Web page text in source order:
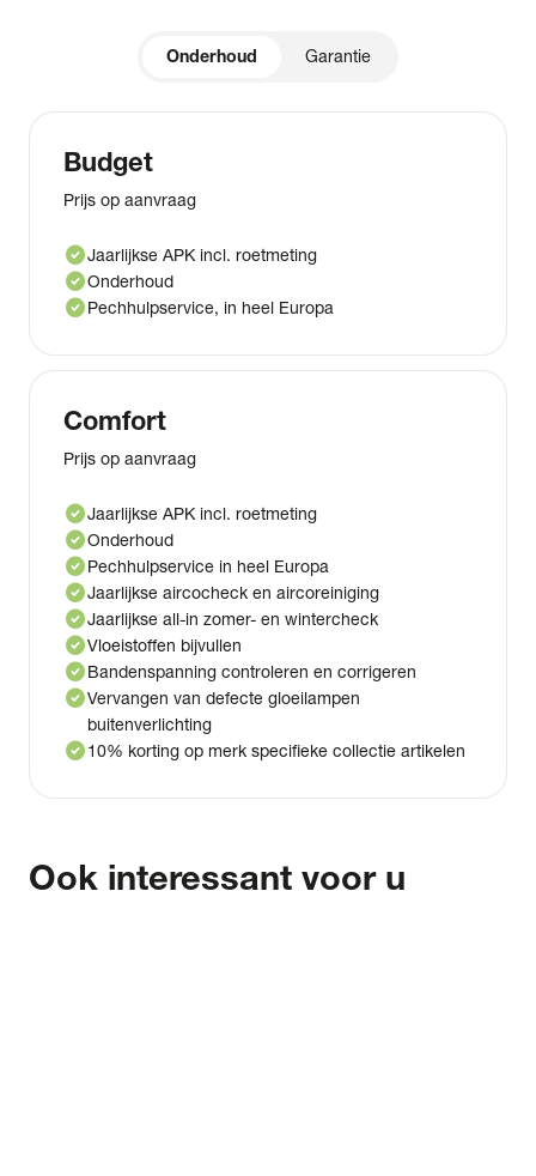
Onderhoud Garantie
Budget
Prijs op aanvraag
check_circleJaarlijkse APK incl. roetmeting
check_circleOnderhoud
check_circlePechhulpservice, in heel Europa
Comfort
Prijs op aanvraag
check_circleJaarlijkse APK incl. roetmeting
check_circleOnderhoud
check_circlePechhulpservice in heel Europa
check_circleJaarlijkse aircocheck en aircoreiniging
check_circleJaarlijkse all-in zomer- en wintercheck
check_circleVloeistoffen bijvullen
check_circleBandenspanning controleren en corrigeren
check_circleVervangen van defecte gloeilampen
buitenverlichting
check_circle10% korting op merk specifieke collectie artikelen
Ook interessant voor u